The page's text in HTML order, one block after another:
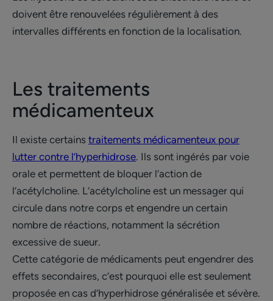
doivent être renouvelées régulièrement à des
intervalles différents en fonction de la localisation.
Les traitements
médicamenteux
Il existe certains traitements médicamenteux pour
lutter contre l’hyperhidrose. Ils sont ingérés par voie
orale et permettent de bloquer l’action de
l’acétylcholine. L’acétylcholine est un messager qui
circule dans notre corps et engendre un certain
nombre de réactions, notamment la sécrétion
excessive de sueur.
Cette catégorie de médicaments peut engendrer des
effets secondaires, c’est pourquoi elle est seulement
proposée en cas d’hyperhidrose généralisée et sévère.